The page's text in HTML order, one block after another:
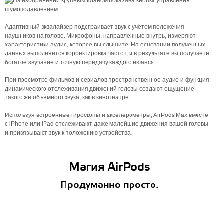
Адаптивный эквалайзер подстраивает звук с учётом положения
наушников на голове. Микрофоны, направленные внутрь, измеряют
характеристики аудио, которое вы слышите. На основании полученных
данных выполняется корректировка частот, и в результате вы получаете
богатое звучание и точную передачу каждого нюанса.
При просмотре фильмов и сериалов пространственное аудио и функция
динамического отслеживания движений головы создают ощущение
такого же объёмного звука, как в кинотеатре.
Используя встроенные гироскопы и акселерометры, AirPods Max вместе
с iPhone или iPad отслеживают даже малейшие движения вашей головы
и привязывают звук к положению устройства.
Магия AirPods
Продуманно просто.